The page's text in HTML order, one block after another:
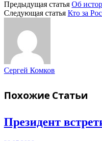
Предыдущая статья Об
Следующая статья Кто за
Сергей Комков
Похожие Статьи
Президент